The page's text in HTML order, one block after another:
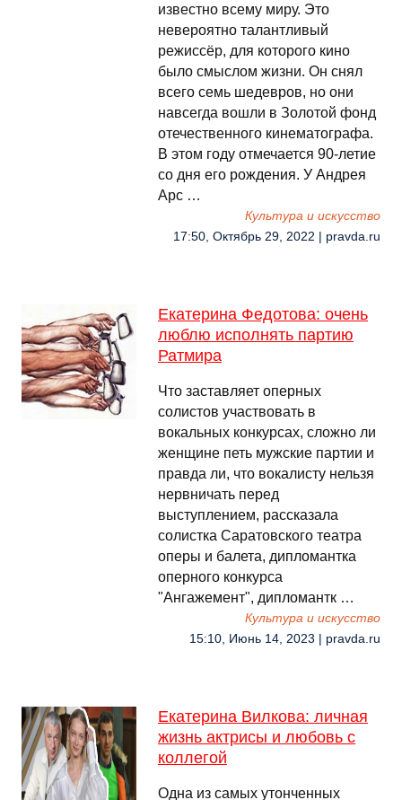
известно всему миру. Это
невероятно талантливый
режиссёр, для которого кино
было смыслом жизни. Он снял
всего семь шедевров, но они
навсегда вошли в Золотой фонд
отечественного кинематографа.
В этом году отмечается 90-летие
со дня его рождения. У Андрея
Арс …
Культура и искусство
17:50, Октябрь 29, 2022 | pravda.ru
Екатерина Федотова: очень
люблю исполнять партию
Ратмира
Что заставляет оперных
солистов участвовать в
вокальных конкурсах, сложно ли
женщине петь мужские партии и
правда ли, что вокалисту нельзя
нервничать перед
выступлением, рассказала
солистка Саратовского театра
оперы и балета, дипломантка
оперного конкурса
"Ангажемент", дипломантк …
Культура и искусство
15:10, Июнь 14, 2023 | pravda.ru
Екатерина Вилкова: личная
жизнь актрисы и любовь с
коллегой
Одна из самых утонченных